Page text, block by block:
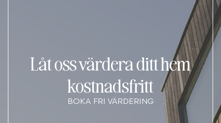
Låt oss värdera ditt hem
kostnadsfritt
BOKA FRI VÄRDERING